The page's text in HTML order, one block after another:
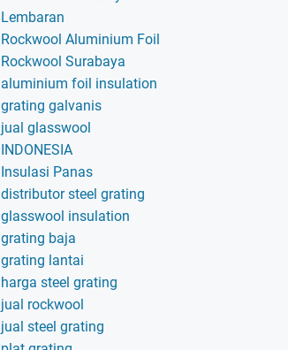
Lembaran
Rockwool Aluminium Foil
Rockwool Surabaya
aluminium foil insulation
grating galvanis
jual glasswool
INDONESIA
Insulasi Panas
distributor steel grating
glasswool insulation
grating baja
grating lantai
harga steel grating
jual rockwool
jual steel grating